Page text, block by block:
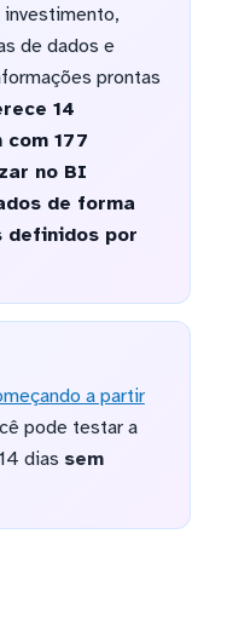
de dados e
prontas
14
177
no BI
de forma
definidos por
a partir
pode testar a
dias sem